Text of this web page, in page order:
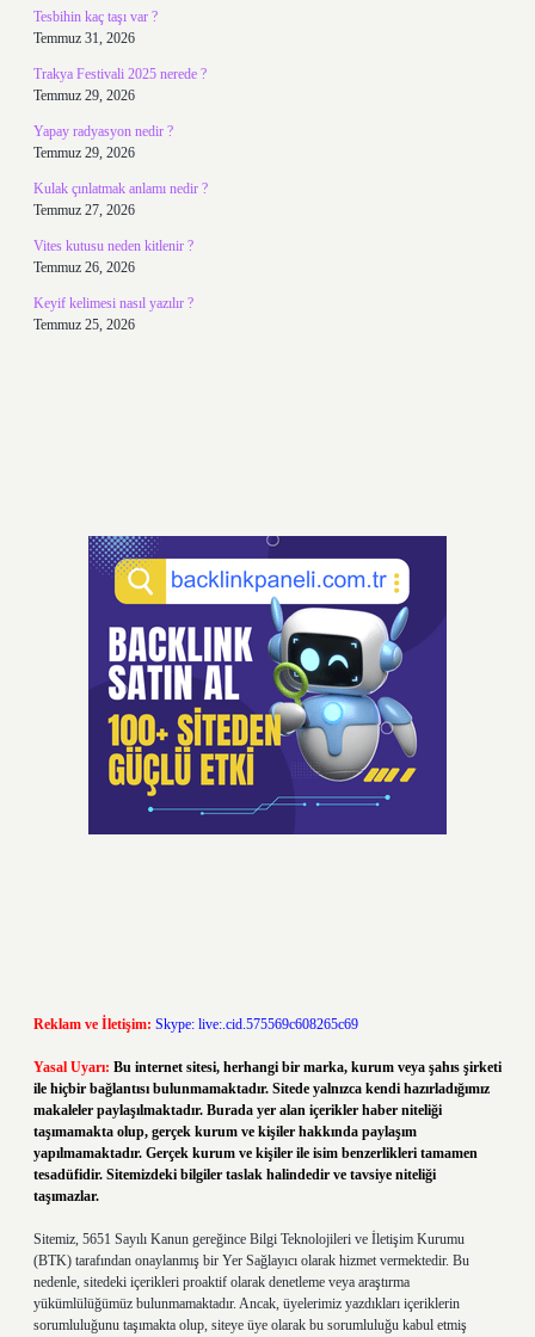
Tesbihin kaç taşı var ?
Temmuz 31, 2026
Trakya Festivali 2025 nerede ?
Temmuz 29, 2026
Yapay radyasyon nedir ?
Temmuz 29, 2026
Kulak çınlatmak anlamı nedir ?
Temmuz 27, 2026
Vites kutusu neden kitlenir ?
Temmuz 26, 2026
Keyif kelimesi nasıl yazılır ?
Temmuz 25, 2026
Reklam ve İletişim: Skype: live:.cid.575569c608265c69
Yasal Uyarı: Bu internet sitesi, herhangi bir marka, kurum veya şahıs şirketi
ile hiçbir bağlantısı bulunmamaktadır. Sitede yalnızca kendi hazırladığımız
makaleler paylaşılmaktadır. Burada yer alan içerikler haber niteliği
taşımamakta olup, gerçek kurum ve kişiler hakkında paylaşım
yapılmamaktadır. Gerçek kurum ve kişiler ile isim benzerlikleri tamamen
tesadüfidir. Sitemizdeki bilgiler taslak halindedir ve tavsiye niteliği
taşımazlar.
Sitemiz, 5651 Sayılı Kanun gereğince Bilgi Teknolojileri ve İletişim Kurumu
(BTK) tarafından onaylanmış bir Yer Sağlayıcı olarak hizmet vermektedir. Bu
nedenle, sitedeki içerikleri proaktif olarak denetleme veya araştırma
yükümlülüğümüz bulunmamaktadır. Ancak, üyelerimiz yazdıkları içeriklerin
sorumluluğunu taşımakta olup, siteye üye olarak bu sorumluluğu kabul etmiş